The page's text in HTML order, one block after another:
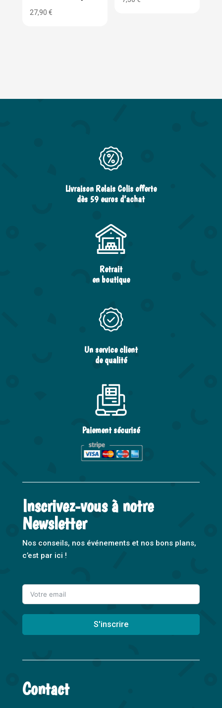
27,90 €
Livraison Relais Colis offerte
dès 59 euros d’achat
Retrait
en boutique
Un service client
de qualité
Paiement sécurisé
Inscrivez-vous à notre
Newsletter
Nos conseils, nos événements et nos bons plans,
c’est par ici !
S'inscrire
l
e
Contact